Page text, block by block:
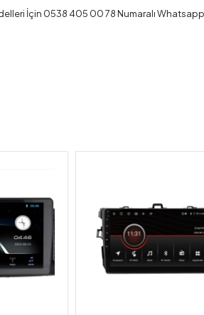
İçin 0538 405 00 78 Numaralı